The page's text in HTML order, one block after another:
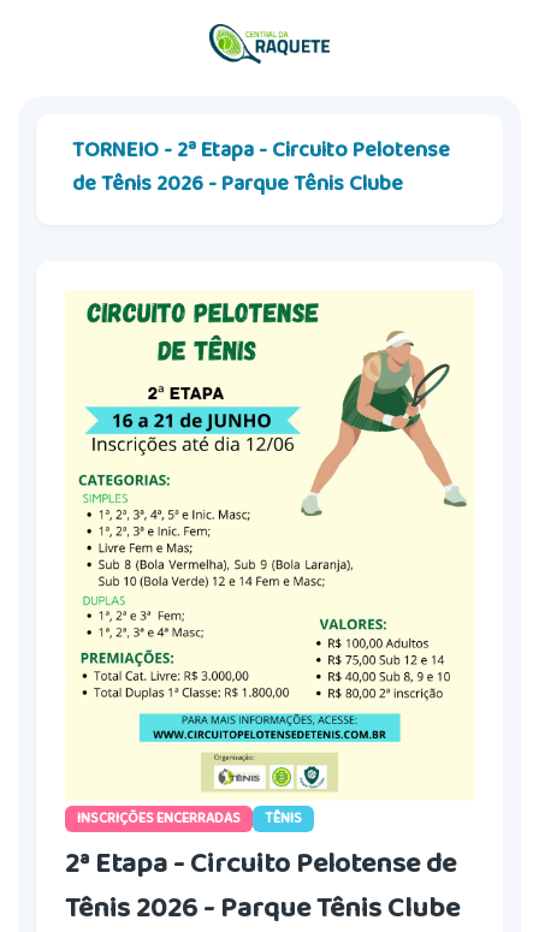
TORNEIO - 2ª Etapa - Circuito Pelotense
de Tênis 2026 - Parque Tênis Clube
INSCRIÇÕES ENCERRADAS TÊNIS
2ª Etapa - Circuito Pelotense de
Tênis 2026 - Parque Tênis Clube